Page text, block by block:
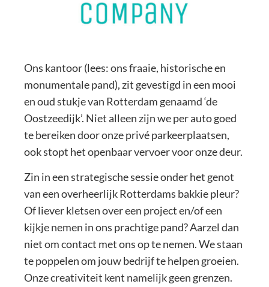
Ons kantoor (lees: ons fraaie, historische en
monumentale pand), zit gevestigd in een mooi
en oud stukje van Rotterdam genaamd ‘de
Oostzeedijk’. Niet alleen zijn we per auto goed
te bereiken door onze privé parkeerplaatsen,
ook stopt het openbaar vervoer voor onze deur.
Zin in een strategische sessie onder het genot
van een overheerlijk Rotterdams bakkie pleur?
Of liever kletsen over een project en/of een
kijkje nemen in ons prachtige pand? Aarzel dan
niet om contact met ons op te nemen. We staan
te poppelen om jouw bedrijf te helpen groeien.
Onze creativiteit kent namelijk geen grenzen.